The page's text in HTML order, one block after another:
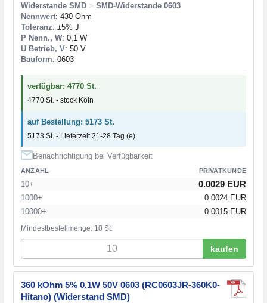
Widerstande SMD > SMD-Widerstande 0603
Nennwert: 430 Ohm
Toleranz: ±5% J
P Nenn., W: 0,1 W
U Betrieb, V: 50 V
Bauform: 0603
verfügbar: 4770 St.
4770 St. - stock Köln
auf Bestellung: 5173 St.
5173 St. - Lieferzeit 21-28 Tag (e)
Benachrichtigung bei Verfügbarkeit
ANZAHL PRIVATKUNDE
10+ 0.0029 EUR
1000+
0.0024 EUR
10000+
0.0015 EUR
Mindestbestellmenge: 10 St.
kaufen
360 kOhm 5% 0,1W 50V 0603 (RC0603JR-360K0-
Hitano) (Widerstand SMD)